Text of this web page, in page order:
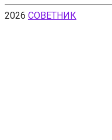
2026 СОВЕТНИК